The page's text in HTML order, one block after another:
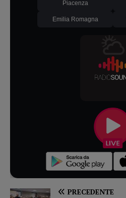
Piacenza
Emilia Romagna
PRECEDENTE